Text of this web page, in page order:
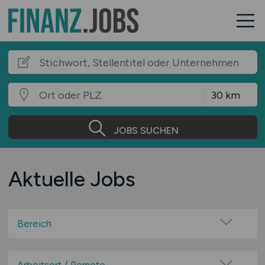
JOBS SUCHEN
Aktuelle Jobs
Bereich